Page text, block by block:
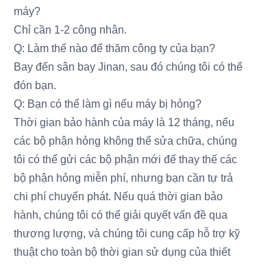
máy?
Chỉ cần 1-2 công nhân.
Q: Làm thế nào để thăm công ty của bạn?
Bay đến sân bay Jinan, sau đó chúng tôi có thể
đón bạn.
Q: Bạn có thể làm gì nếu máy bị hỏng?
Thời gian bảo hành của máy là 12 tháng, nếu
các bộ phận hỏng không thể sửa chữa, chúng
tôi có thể gửi các bộ phận mới để thay thế các
bộ phận hỏng miễn phí, nhưng bạn cần tự trả
chi phí chuyển phát. Nếu quá thời gian bảo
hành, chúng tôi có thể giải quyết vấn đề qua
thương lượng, và chúng tôi cung cấp hỗ trợ kỹ
thuật cho toàn bộ thời gian sử dụng của thiết